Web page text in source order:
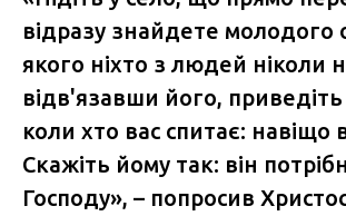
відразу знайдете молодого
якого ніхто з людей ніколи
відв'язавши його,
коли хто вас спитає: навіщо
Скажіть йому так: він
Господу», – попросив